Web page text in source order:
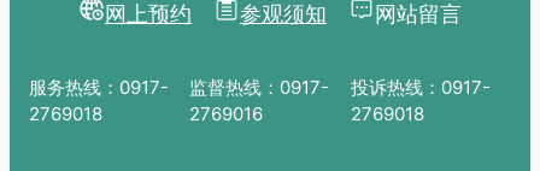
网上预约 参观须知 网站留言
服务热线：0917-
2769018
监督热线：0917-
2769016
投诉热线：0917-
2769018